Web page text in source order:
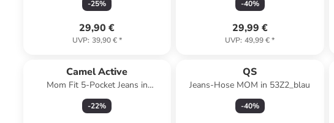
-25%
29,90 €
UVP: 39,90 €*
-40%
29,99 €
UVP: 49,99 €*
Camel Active
Mom Fit 5-Pocket Jeans in
Dunkelblau
-22%
QS
Jeans-Hose MOM in 53Z2_blau
-40%